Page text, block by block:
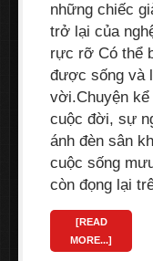
những chiếc
trở lại của
rực rỡ Có thể
được sống và
vời.Chuyện
cuộc đời, sự
ánh đèn sân
cuộc sống
còn đọng lại
[READ
MORE...]